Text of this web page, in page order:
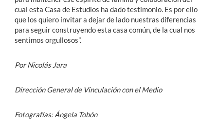
cual esta Casa de Estudios ha dado testimonio. Es por ello
que los quiero invitar a dejar de lado nuestras diferencias
para seguir construyendo esta casa común, de la cual nos
sentimos orgullosos”.
Por Nicolás Jara
Dirección General de Vinculación con el Medio
Fotografías: Ángela Tobón